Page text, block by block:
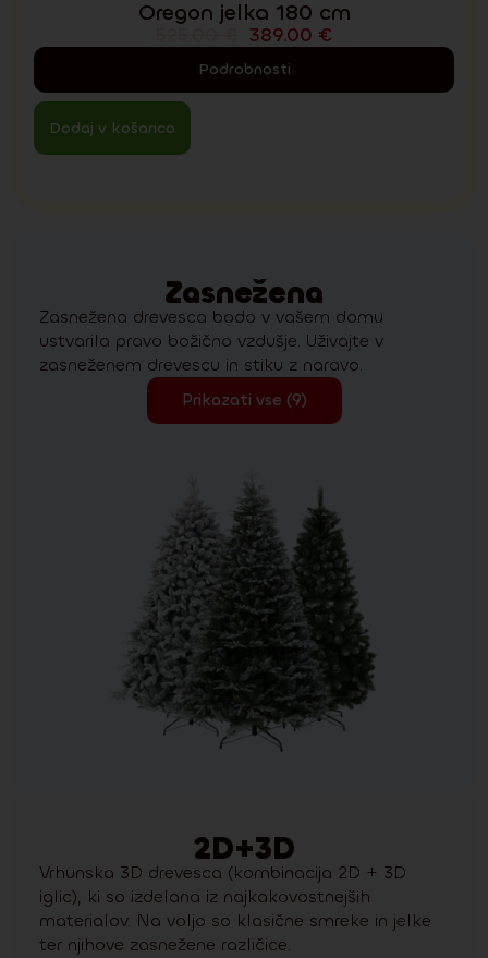
Oregon jelka 180 cm
389.00 €
Podrobnosti
Dodaj v košarico
Zasnežena
Zasnežena drevesca bodo v vašem domu
ustvarila pravo božično vzdušje. Uživajte v
zasneženem drevescu in stiku z naravo.
Prikazati vse (9)
2D+3D
Vrhunska 3D drevesca (kombinacija 2D + 3D
iglic), ki so izdelana iz najkakovostnejših
materialov. Na voljo so klasične smreke in jelke
ter njihove zasnežene različice.